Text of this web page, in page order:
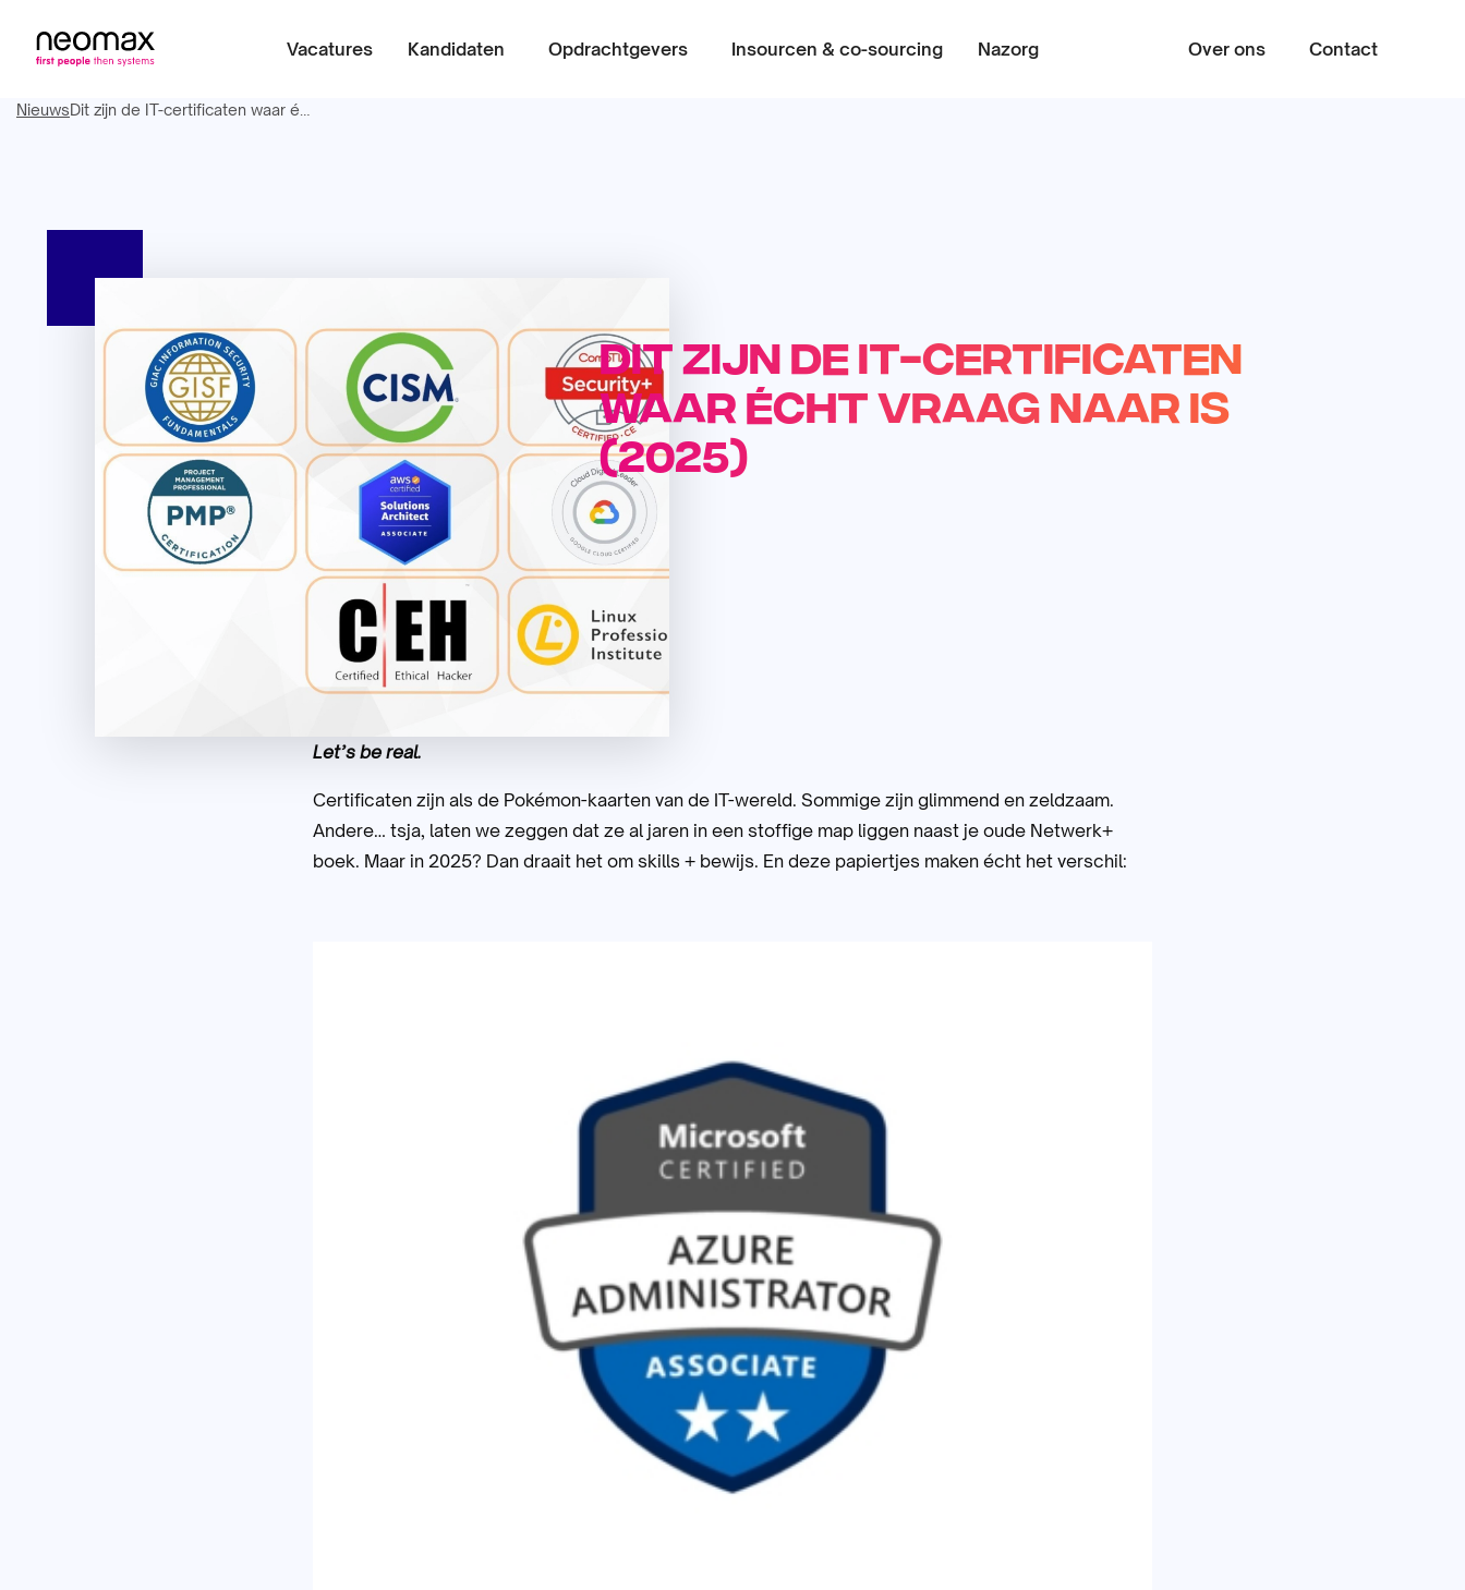
Vacatures Kandidaten Opdrachtgevers Insourcen & co-sourcing Nazorg Over ons Contact
Nieuws
Dit zijn de IT-certificaten
waar écht vraag naar is
(2025)
Let’s be real.
Certificaten zijn als de Pokémon-kaarten van de IT-wereld. Sommige zijn glimmend en zeldzaam.
Andere… tsja, laten we zeggen dat ze al jaren in een stoffige map liggen naast je oude Netwerk+
boek. Maar in 2025? Dan draait het om skills + bewijs. En deze papiertjes maken écht het verschil: